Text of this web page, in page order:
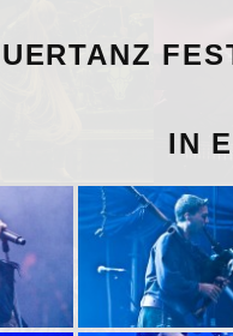
IN